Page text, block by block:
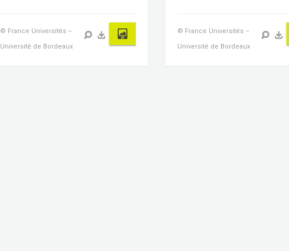
© France Universités –
Université de Bordeaux
© France Universités –
Université de Bordeaux